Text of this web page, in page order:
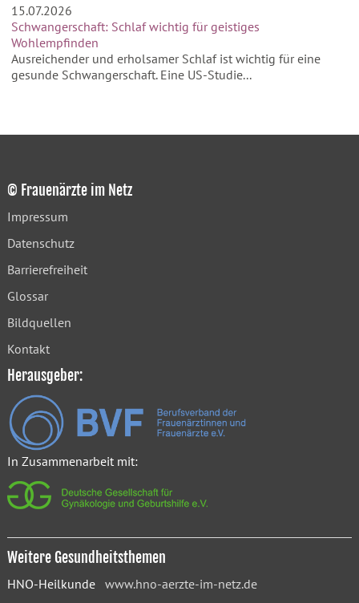
15.07.2026
Schwangerschaft: Schlaf wichtig für geistiges
Wohlempfinden
Ausreichender und erholsamer Schlaf ist wichtig für eine
gesunde Schwangerschaft. Eine US-Studie...
© Frauenärzte im Netz
Impressum
Datenschutz
Barrierefreiheit
Glossar
Bildquellen
Kontakt
Herausgeber:
In Zusammenarbeit mit:
Weitere Gesundheitsthemen
HNO-Heilkunde www.hno-aerzte-im-netz.de